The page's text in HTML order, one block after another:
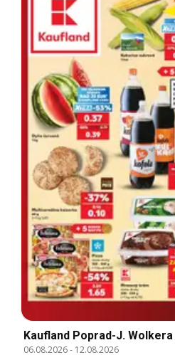
Kaufland Poprad-J.
06.08.2026- 12.08.2026